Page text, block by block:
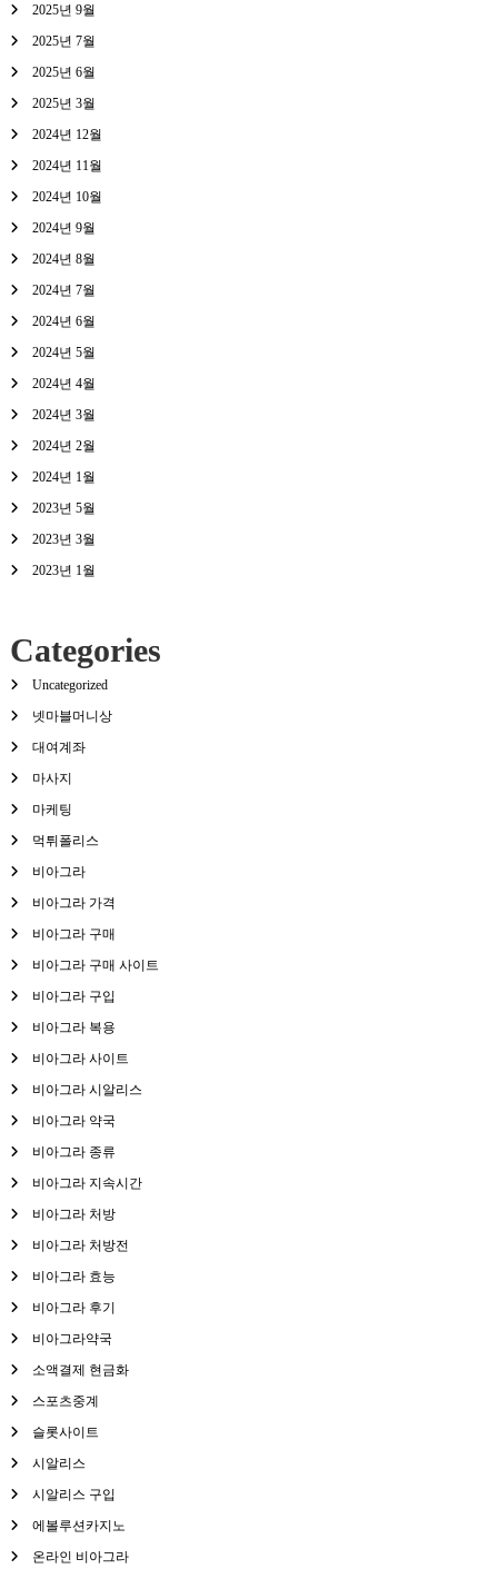
2025년 9월
2025년 7월
2025년 6월
2025년 3월
2024년 12월
2024년 11월
2024년 10월
2024년 9월
2024년 8월
2024년 7월
2024년 6월
2024년 5월
2024년 4월
2024년 3월
2024년 2월
2024년 1월
2023년 5월
2023년 3월
2023년 1월
Categories
Uncategorized
넷마블머니상
대여계좌
마사지
마케팅
먹튀폴리스
비아그라
비아그라 가격
비아그라 구매
비아그라 구매 사이트
비아그라 구입
비아그라 복용
비아그라 사이트
비아그라 시알리스
비아그라 약국
비아그라 종류
비아그라 지속시간
비아그라 처방
비아그라 처방전
비아그라 효능
비아그라 후기
비아그라약국
소액결제 현금화
스포츠중계
슬롯사이트
시알리스
시알리스 구입
에볼루션카지노
온라인 비아그라